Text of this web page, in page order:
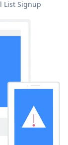
List Signup